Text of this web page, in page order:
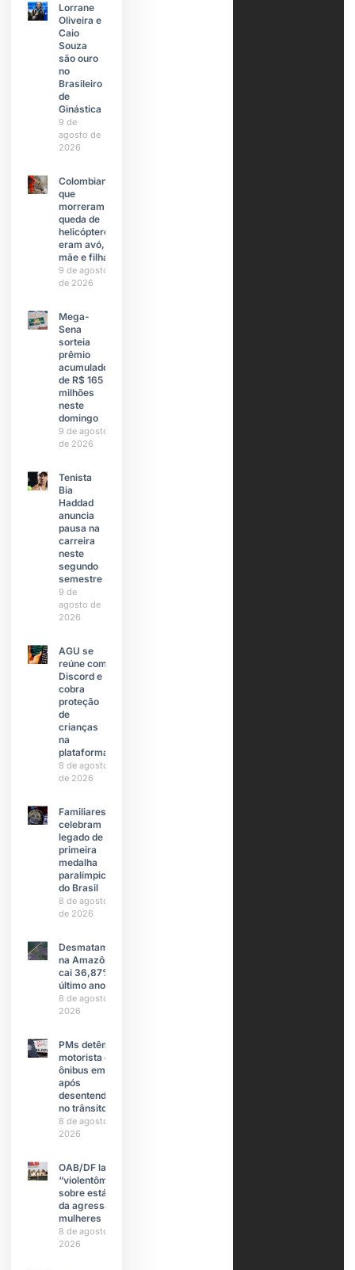
Lorrane
Oliveira e
Caio
Souza
são ouro
no
Brasileiro
de
Ginástica
9 de
agosto de
2026
Colombianas
que
morreram na
queda de
helicóptero
eram avó,
mãe e filha
9 de agosto
de 2026
Mega-
Sena
sorteia
prêmio
acumulado
de R$ 165
milhões
neste
domingo
9 de agosto
de 2026
Tenista
Bia
Haddad
anuncia
pausa na
carreira
neste
segundo
semestre
9 de
agosto de
2026
AGU se
reúne com
Discord e
cobra
proteção
de
crianças
na
plataforma
8 de agosto
de 2026
Familiares
celebram
legado de
primeira
medalha
paralímpica
do Brasil
8 de agosto
de 2026
Desmatamento
na Amazônia
cai 36,87% no
último ano
8 de agosto de
2026
PMs detêm
motorista de
ônibus em SP
após
desentendimento
no trânsito
8 de agosto de
2026
OAB/DF lança
“violentômetro”
sobre estágios
da agressão a
mulheres
8 de agosto de
2026